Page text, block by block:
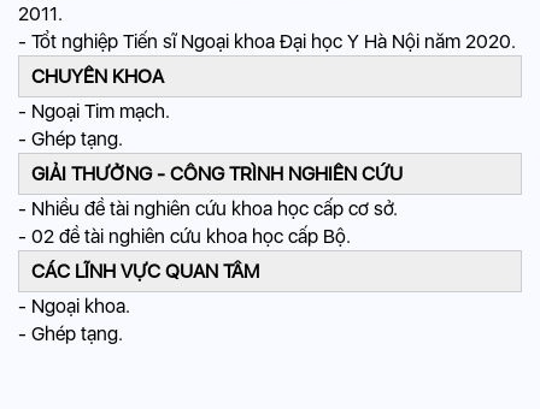
2011.
- Tổt nghiệp Tiến sĩ Ngoại khoa Đại học Y Hà Nội năm 2020.
CHUYÊN KHOA
- Ngoại Tim mạch.
- Ghép tạng.
GIẢI THƯỞNG - CÔNG TRÌNH NGHIÊN CỨU
- Nhiều đề tài nghiên cứu khoa học cấp cơ sở.
- 02 đề tài nghiên cứu khoa học cấp Bộ.
CÁC LĨNH VỰC QUAN TÂM
- Ngoại khoa.
- Ghép tạng.